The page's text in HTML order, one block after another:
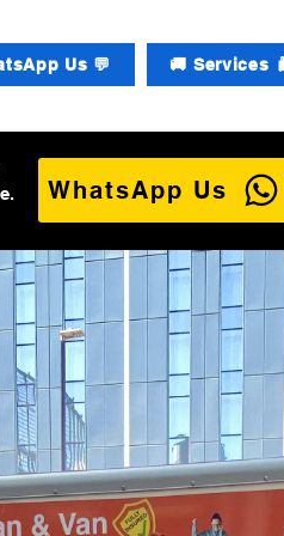
Us 💬 🚚 Services
WhatsApp Us